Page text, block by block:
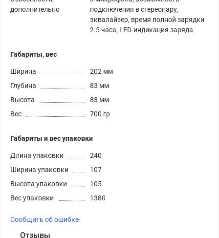
дополнительно
подключения в стереопару,
эквалайзер, время полной зарядки
2.5 часа, LED-индикация заряда
Габариты, вес
Ширина
202 мм
Глубина
83 мм
Высота
83 мм
Вес
700 гр
Габариты и вес упаковки
Длина упаковки
240
Ширина упаковки
107
Высота упаковки
105
Вес упаковки
1380
Сообщить об ошибке
Отзывы